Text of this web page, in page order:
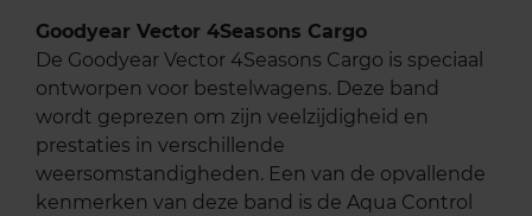
Goodyear Vector 4Seasons Cargo
De Goodyear Vector 4Seasons Cargo is speciaal
ontworpen voor bestelwagens. Deze band
wordt geprezen om zijn veelzijdigheid en
prestaties in verschillende
weersomstandigheden. Een van de opvallende
kenmerken van deze band is de Aqua Control